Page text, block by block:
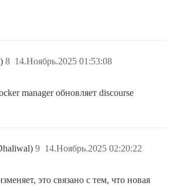
14.Ноябрь.2025 01:53:08
8
manager обновляет discourse
14.Ноябрь.2025 02:20:22
9
это связано с тем, что новая